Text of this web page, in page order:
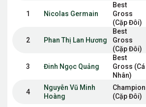
1 Nicolas Germain
Best
Gross
(Cặp Đôi)
2 Phan Thị Lan Hương
Best
Gross
(Cặp Đôi)
3 Đinh Ngọc Quảng
Best
Gross (Cá
Nhân)
4
Nguyễn Vũ Minh
Hoàng
Champion
(Cặp Đôi)